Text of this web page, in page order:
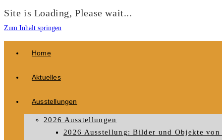
Site is Loading, Please wait...
Zum Inhalt springen
Home
Aktuelles
Ausstellungen
2026 Ausstellungen
2026 Ausstellung: Bilder und Objekte